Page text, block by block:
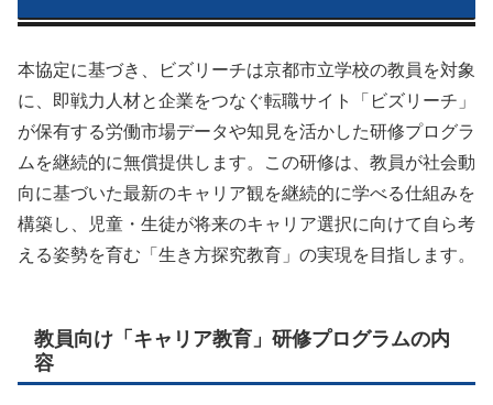
本協定に基づき、ビズリーチは京都市立学校の教員を対象
に、即戦力人材と企業をつなぐ転職サイト「ビズリーチ」
が保有する労働市場データや知見を活かした研修プログラ
ムを継続的に無償提供します。この研修は、教員が社会動
向に基づいた最新のキャリア観を継続的に学べる仕組みを
構築し、児童・生徒が将来のキャリア選択に向けて自ら考
える姿勢を育む「生き方探究教育」の実現を目指します。
教員向け「キャリア教育」研修プログラムの内
容